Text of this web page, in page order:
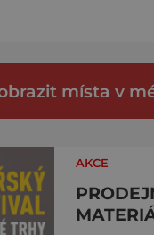
místa v
AKCE